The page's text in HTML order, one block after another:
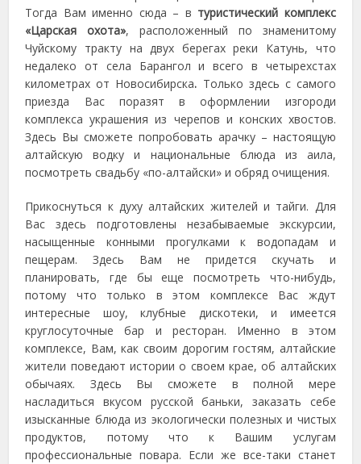
Тогда Вам именно сюда – в туристический комплекс
«Царская охота», расположенный по знаменитому
Чуйскому тракту на двух берегах реки Катунь, что
недалеко от села Барангол и всего в четырехстах
километрах от Новосибирска. Только здесь с самого
приезда Вас поразят в оформлении изгороди
комплекса украшения из черепов и конских хвостов.
Здесь Вы сможете попробовать арачку – настоящую
алтайскую водку и национальные блюда из аила,
посмотреть свадьбу «по-алтайски» и обряд очищения.
Прикоснуться к духу алтайских жителей и тайги. Для
Вас здесь подготовлены незабываемые экскурсии,
насыщенные конными прогулками к водопадам и
пещерам. Здесь Вам не придется скучать и
планировать, где бы еще посмотреть что-нибудь,
потому что только в этом комплексе Вас ждут
интересные шоу, клубные дискотеки, и имеется
круглосуточные бар и ресторан. Именно в этом
комплексе, Вам, как своим дорогим гостям, алтайские
жители поведают истории о своем крае, об алтайских
обычаях. Здесь Вы сможете в полной мере
насладиться вкусом русской баньки, заказать себе
изысканные блюда из экологически полезных и чистых
продуктов, потому что к Вашим услугам
профессиональные повара. Если же все-таки станет